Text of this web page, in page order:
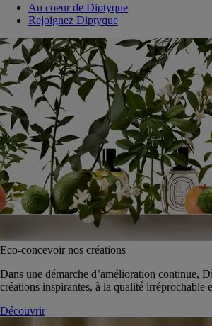
Au coeur de Diptyque
Rejoignez Diptyque
Eco-concevoir nos créations
Dans une démarche d’amélioration continue,
créations inspirantes, à la qualité́ irréprochable
Découvrir